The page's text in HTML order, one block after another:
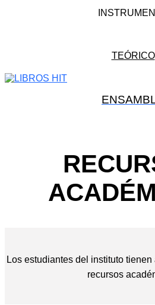
TEÓRICO
Los estudiantes del instituto
recursos